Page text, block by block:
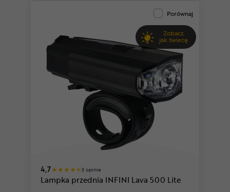
Porównaj
Zobacz
jak świecę
4,7 3 opinie
Lampka przednia INFINI Lava 500 Lite